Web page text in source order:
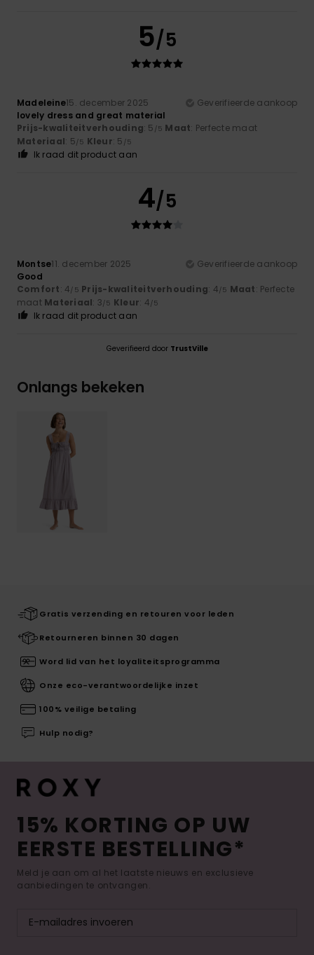
5/5
Madeleine15. december 2025
Geverifieerde aankoop
lovely dress and great material
Prijs-kwaliteitverhouding: 5 /5 Maat: Perfecte maat
Materiaal: 5/5 Kleur: 5 /5
Ik raad dit product aan
4/5
Montse11. december 2025
Geverifieerde aankoop
Good
Comfort: 4/5 Prijs-kwaliteitverhouding: 4/5 Maat: Perfecte
maat Materiaal: 3/5 Kleur: 4/5
Ik raad dit product aan
Geverifieerd door TrustVille
Onlangs bekeken
Gratis verzending en retouren voor leden
Retourneren binnen 30 dagen
Word lid van het loyaliteitsprogramma
Onze eco-verantwoordelijke inzet
100% veilige betaling
Hulp nodig?
15% KORTING OP UW
EERSTE BESTELLING*
Meld je aan om al het laatste nieuws en exclusieve
aanbiedingen te ontvangen.